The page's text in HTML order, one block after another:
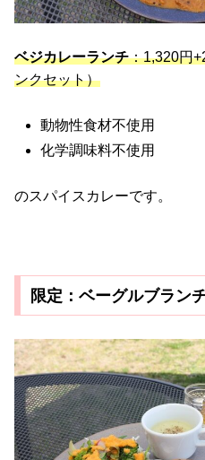
ベジカレーランチ：1,320円
ンクセット）
動物性食材不使用
化学調味料不使用
のスパイスカレーです。
限定：ベーグルブラン